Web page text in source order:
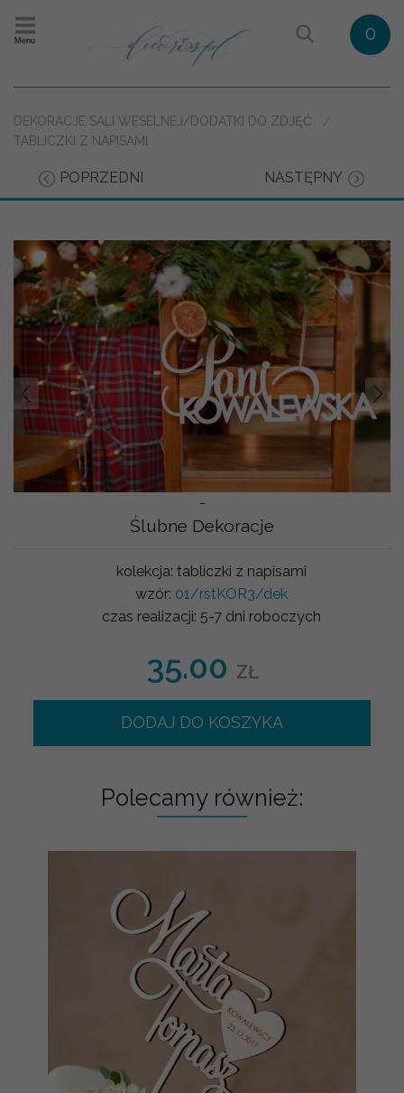
Menu 0
DEKORACJE SALI WESELNEJ/DODATKI DO ZDJĘĆ
TABLICZKI Z NAPISAMI
POPRZEDNI NASTĘPNY
-
Prev
Ślubne Dekoracje
kolekcja: tabliczki z napisami
wzór: 01/rstKOR3/dek
czas realizacji: 5-7 dni roboczych
35.00 ZŁ
DODAJ DO KOSZYKA
Polecamy również: